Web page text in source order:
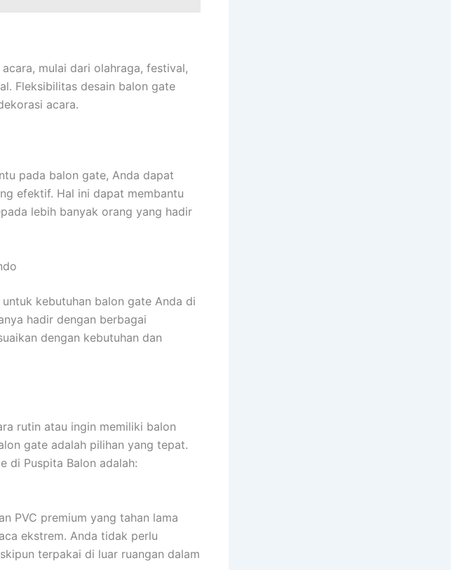
mulai dari olahraga, festival,
Fleksibilitas desain balon gate
acara.
pada balon gate, Anda dapat
efektif. Hal ini dapat membantu
lebih banyak orang yang hadir
kebutuhan balon gate Anda di
hadir dengan berbagai
dengan kebutuhan dan
rutin atau ingin memiliki balon
gate adalah pilihan yang tepat.
di Puspita Balon adalah:
PVC premium yang tahan lama
ekstrem. Anda tidak perlu
terpakai di luar ruangan dalam